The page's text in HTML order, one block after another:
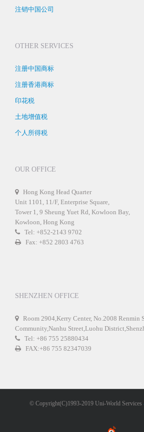
注销中国公司
OTHER SERVICES
注册中国商标
注册香港商标
印花税
土地增值税
个人所得税
OUR OFFICE
Hong Kong Head Quarter
Unit 1101, 11/F, Enterprise Square,
Tower 1, 9 Sheung Yuet Rd, Kowloon Bay,
Kowloon, Hong Kong
Tel: +852-2143 9702
Fax: +852 2803 4763
SHENZHEN OFFICE
Room 2904,Kerry Center, No.2008 Renmin
Community,Nanhu Street,Luohu
Tel: +86 755 25880434
FAX:+86 755 82347039
© Copyright(C)1993-2019 Uni-World Services